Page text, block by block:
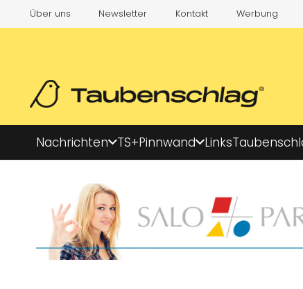
Über uns Newsletter Kontakt Werbung
Nachrichten TS+Pinnwand Links